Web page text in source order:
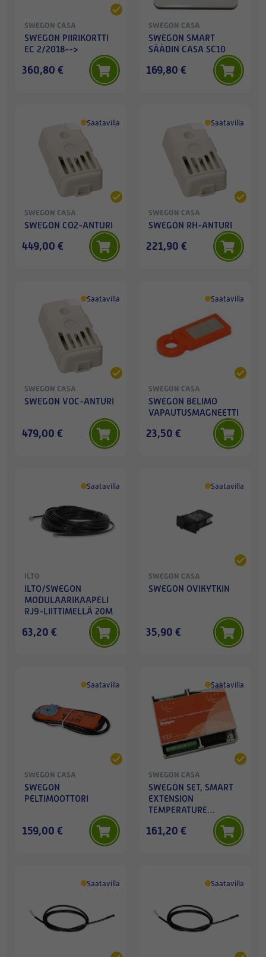
SWEGON CASA
SWEGON PIIRIKORTTI
EC 2/2018-->
360,80 €
SWEGON CASA
SWEGON SMART
SÄÄDIN CASA SC10
169,80 €
Saatavilla
SWEGON CASA
SWEGON CO2-ANTURI
449,00 €
Saatavilla
SWEGON CASA
SWEGON RH-ANTURI
221,90 €
Saatavilla
SWEGON CASA
SWEGON VOC-ANTURI
479,00 €
Saatavilla
SWEGON CASA
SWEGON BELIMO
VAPAUTUSMAGNEETTI
23,50 €
Saatavilla
ILTO
ILTO/SWEGON
MODULAARIKAAPELI
RJ9-LIITTIMELLÄ 20M
63,20 €
Saatavilla
SWEGON CASA
SWEGON OVIKYTKIN
35,90 €
Saatavilla
SWEGON CASA
SWEGON
PELTIMOOTTORI
159,00 €
Saatavilla
SWEGON CASA
SWEGON SET, SMART
EXTENSION
TEMPERATURE
161,20 €
Saatavilla Saatavilla